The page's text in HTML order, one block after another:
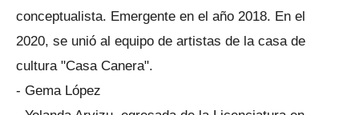
conceptualista. Emergente en el año 2018. En el
2020, se unió al equipo de artistas de la casa de
cultura "Casa Canera".
- Gema López